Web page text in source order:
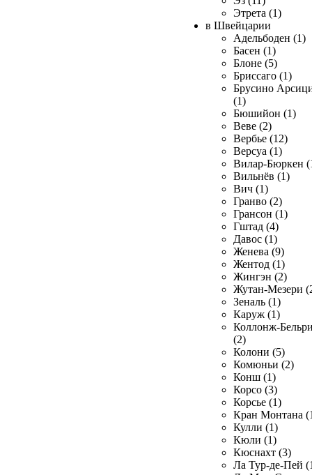
Этрета (1)
в Швейцарии
Адельбоден (1)
Басен (1)
Блоне (5)
Бриссаго (1)
Брусино
(1)
Бюшийон (1)
Веве (2)
Вербье (12)
Версуа (1)
Вилар-Бюркен
Вильнёв (1)
Вич (1)
Гранво (2)
Грансон (1)
Гштад (4)
Давос (1)
Женева (9)
Жентод (1)
Жингэн (2)
Жутан-Мезери
Зеналь (1)
Каруж (1)
Коллонж-
(2)
Колони (5)
Комюньи (2)
Конш (1)
Корсо (3)
Корсье (1)
Кран Монтана
Кулли (1)
Кюли (1)
Кюснахт (3)
Ла Тур-де-Пей